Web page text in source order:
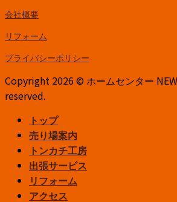
会社概要
リフォーム
プライバシーポリシー
Copyright 2026 © ホームセンター
reserved.
トップ
売り場案内
トンカチ工房
出張サービス
リフォーム
アクセス